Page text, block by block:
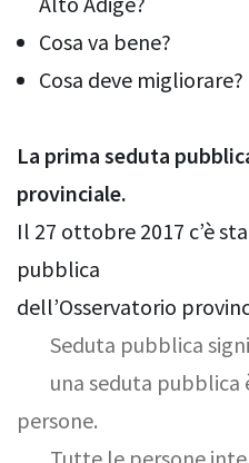
Cosa va bene?
Cosa deve migliorare?
La prima seduta
provinciale.
Il 27 ottobre 2017 c’è
pubblica
dell’Osservatorio
Seduta pubblica
una seduta
persone.